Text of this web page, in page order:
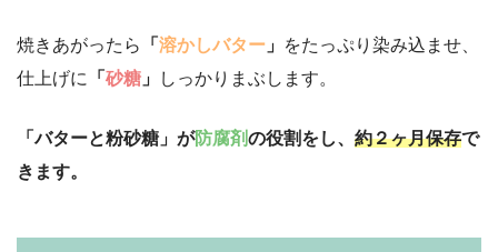
焼きあがったら 「 溶かしバター 」 をたっぷり染み込ませ、
仕上げに
「 砂糖 」 しっかりまぶします。
「バターと粉砂糖」が防腐剤の役割をし、 約２ヶ月保存で
きます。